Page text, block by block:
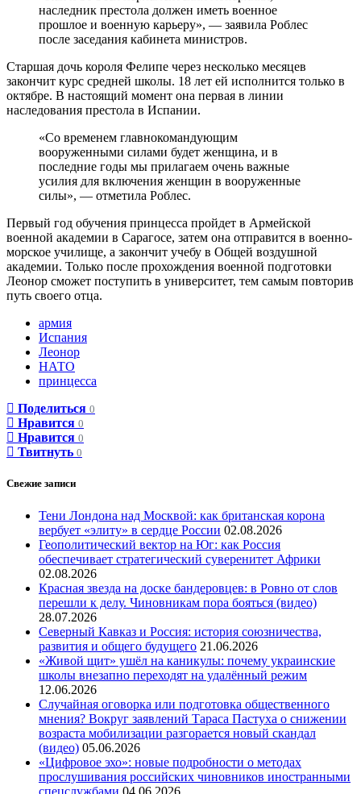
наследник престола должен иметь военное
прошлое и военную карьеру», — заявила Роблес
после заседания кабинета министров.
Старшая дочь короля Фелипе через несколько месяцев
закончит курс средней школы. 18 лет ей исполнится только в
октябре. В настоящий момент она первая в линии
наследования престола в Испании.
«Со временем главнокомандующим
вооруженными силами будет женщина, и в
последние годы мы прилагаем очень важные
усилия для включения женщин в вооруженные
силы», — отметила Роблес.
Первый год обучения принцесса пройдет в Армейской
военной академии в Сарагосе, затем она отправится в военно-
морское училище, а закончит учебу в Общей воздушной
академии. Только после прохождения военной подготовки
Леонор сможет поступить в университет, тем самым повторив
путь своего отца.
армия
Испания
Леонор
НАТО
принцесса
Поделиться 0
Нравится 0
Нравится 0
Твитнуть 0
Свежие записи
Тени Лондона над Москвой: как британская корона
вербует «элиту» в сердце России 02.08.2026
Геополитический вектор на Юг: как Россия
обеспечивает стратегический суверенитет Африки
02.08.2026
Красная звезда на доске бандеровцев: в Ровно от слов
перешли к делу. Чиновникам пора бояться (видео)
28.07.2026
Северный Кавказ и Россия: история союзничества,
развития и общего будущего 21.06.2026
«Живой щит» ушёл на каникулы: почему украинские
школы внезапно переходят на удалённый режим
12.06.2026
Случайная оговорка или подготовка общественного
мнения? Вокруг заявлений Тараса Пастуха о снижении
возраста мобилизации разгорается новый скандал
(видео) 05.06.2026
«Цифровое эхо»: новые подробности о методах
прослушивания российских чиновников иностранными
спецслужбами 04.06.2026